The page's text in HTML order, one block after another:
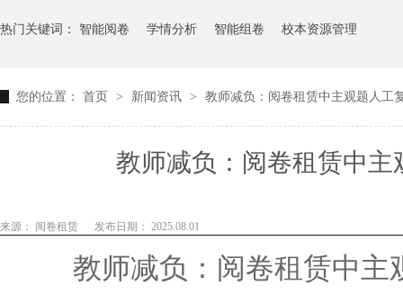
热门关键词： 智能阅卷 学情分析 智能组卷 校本资源管理
您的位置： 首页 > 新闻资讯 > 教师减负：阅卷租赁中主观题人工
教师减负：阅卷租赁中
来源： 阅卷租赁 发布日期： 2025.08.01
教师减负：阅卷租赁中主